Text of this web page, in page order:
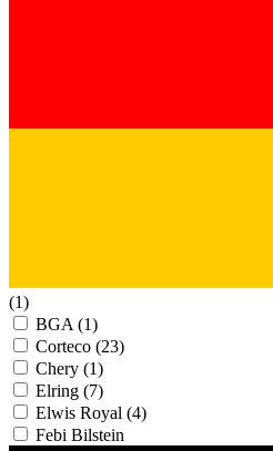
(1)
BGA(1)
Corteco (23)
Chery (1)
Elring (7)
Elwis Royal (4)
Febі Bilstein